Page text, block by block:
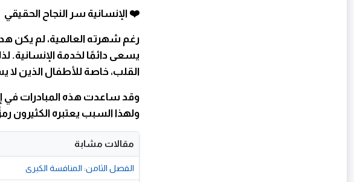
❤️ الإنسانية سر النجاح الحقيقي
رغم شهرته العالمية، لم يكن
يسعى دائمًا لخدمة
القلب، خاصة للأطفال الذين
وقد ساعدت هذه المبادرات في
ولهذا السبب يعتبره الكثيرون
مقالات مشابة
الفصل الثامن: المنافسة الكبرى